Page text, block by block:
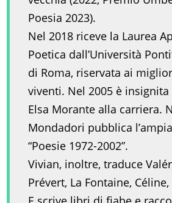
Poesia 2023).
Nel 2018 riceve la Laurea
Poetica dall’Università
di Roma, riservata ai
viventi. Nel 2005 è
Elsa Morante alla carriera.
Mondadori pubblica
“Poesie 1972-2002”.
Vivian, inoltre, traduce
Prévert, La Fontaine,